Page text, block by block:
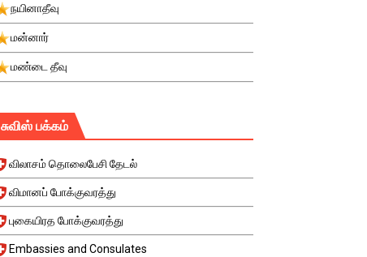
நயினாதீவு
மன்னார்
மண்டை தீவு
சுவிஸ் பக்கம்
விலாசம் தொலைபேசி தேடல்
விமானப் போக்குவரத்து
புகையிரத போக்குவரத்து
Embassies and Consulates